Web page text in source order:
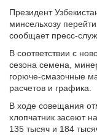
Президент
минсельхозу
сообщает пресс-
В соответствии с
сезона семена,
горюче-смазочные
расчетов и графика.
В ходе совещания
хлопчатник засеют
135 тысяч и 184